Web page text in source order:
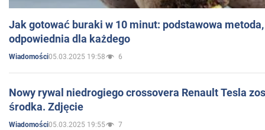
Jak gotować buraki w 10 minut: podstawowa
odpowiednia dla każdego
Wiadomości05.03.2025 19:58 6
Nowy rywal niedrogiego crossovera Renault Tesla
środka. Zdjęcie
Wiadomości05.03.2025 19:55 7